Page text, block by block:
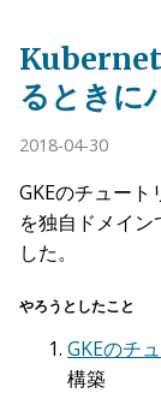
るときに
2018-04-30
GKEのチュー
を独自ドメイ
した。
やろうとしたこと
GKEのチ
構築